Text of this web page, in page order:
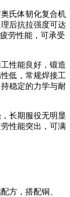
氏体韧化复合机
后抗拉强度可达
劳性能，可承受
性能良好，锻造
低，常规焊接工
稳定的力学与耐
长期服役无明显
性能突出，可满
方，搭配铜、